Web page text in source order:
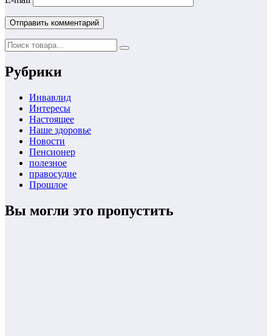
Рубрики
Инвавлид
Интересы
Настоящее
Наше здоровье
Новости
Пенсионер
полезное
правосудие
Прошлое
Вы могли это пропустить